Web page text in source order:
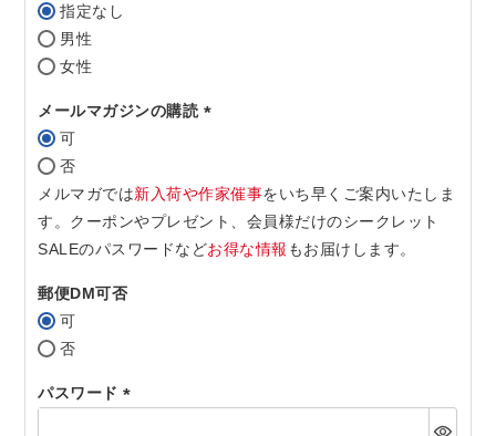
指定なし
男性
女性
メールマガジンの購読
可
否
メルマガでは新入荷や作家催事をいち早くご案内いたしま
す。クーポンやプレゼント、会員様だけのシークレット
SALEのパスワードなどお得な情報 もお届けします。
郵便DM可否
可
否
パスワード